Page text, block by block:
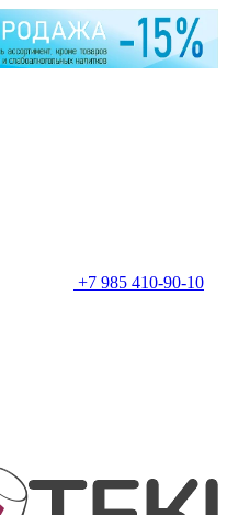
+7 985 410-90-10